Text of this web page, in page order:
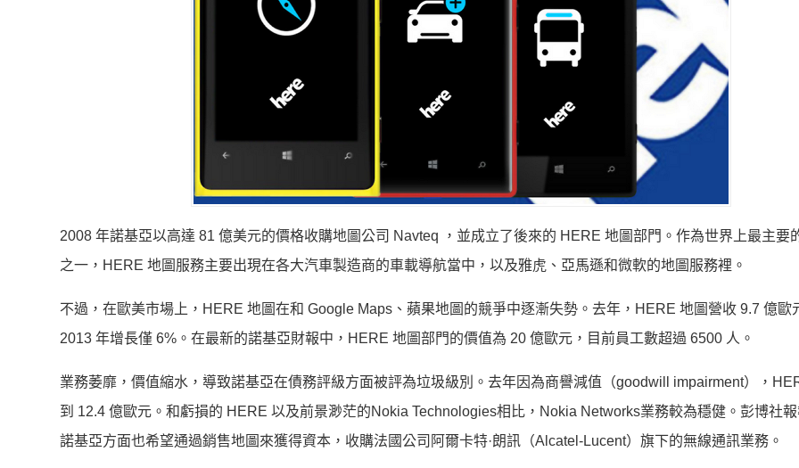
2008 年諾基亞以高達 81 億美元的價格收購地圖公司 Navteq ，並成立了後來的 HERE 地圖部門。作為世界上最主要
之一，HERE 地圖服務主要出現在各大汽車製造商的車載導航當中，以及雅虎、亞馬遜和微軟的地圖服務裡。
不過，在歐美市場上，HERE 地圖在和 Google Maps、蘋果地圖的競爭中逐漸失勢。去年，HERE 地圖營收 9.7 億歐
2013 年增長僅 6%。在最新的諾基亞財報中，HERE 地圖部門的價值為 20 億歐元，目前員工數超過 6500 人。
業務萎靡，價值縮水，導致諾基亞在債務評級方面被評為垃圾級別。去年因為商譽減值（goodwill impairment），
到 12.4 億歐元。和虧損的 HERE 以及前景渺茫的Nokia Technologies相比，Nokia Networks業務較為穩健。彭博社報
諾基亞方面也希望通過銷售地圖來獲得資本，收購法國公司阿爾卡特·朗訊（Alcatel-Lucent）旗下的無線通訊業務。